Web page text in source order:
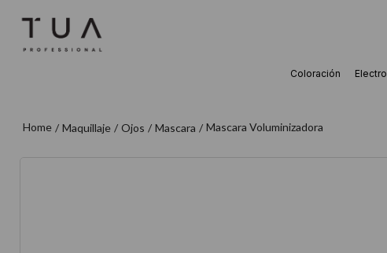
Coloración Electro
Maquillaje Ojos Mascara Mascara Voluminizadora